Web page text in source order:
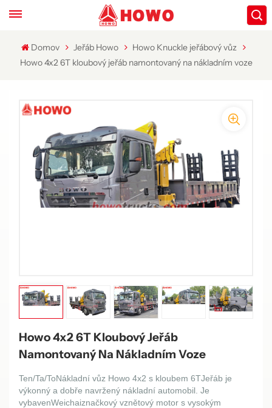
Domov Jeřáb Howo
Howo Knuckle jeřábový vůz
Howo 4x2 6T kloubový jeřáb namontovaný na nákladním voze
Howo 4x2 6T Kloubový Jeřáb
Namontovaný Na Nákladním Voze
Ten/Ta/ToNákladní vůz Howo 4x2 s kloubem 6TJeřáb je
výkonný a dobře navržený nákladní automobil. Je
vybavenWeichaiznačkový vznětový motor s vysokým